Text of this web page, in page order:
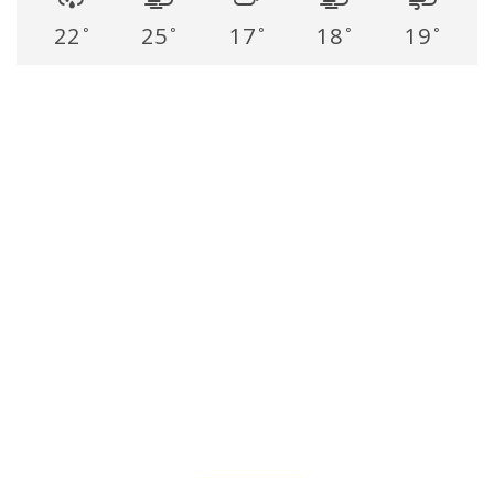
22 ° 25 ° 17 ° 18 ° 19 °